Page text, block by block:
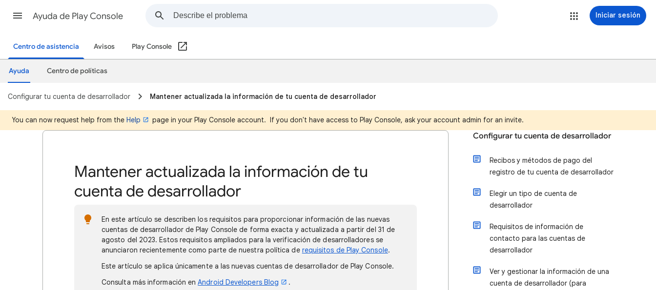
Ayuda de Play Console Iniciar sesión
Centro de asistencia Avisos Play Console
Ayuda Centro de políticas
Configurar tu cuenta de desarrollador Mantener actualizada la información de tu cuenta de desarrollador
You can now request help from the Help page in your Play Console account. If you don't have access to Play Console, ask your account admin for an invite.
Mantener actualizada la información de tu
cuenta de desarrollador
En este artículo se describen los requisitos para proporcionar información de las nuevas
cuentas de desarrollador de Play Console de forma exacta y actualizada a partir del 31 de
agosto del 2023. Estos requisitos ampliados para la verificación de desarrolladores se
anunciaron recientemente como parte de nuestra política de requisitos de Play Console.
Este artículo se aplica únicamente a las nuevas cuentas de desarrollador de Play Console.
Consulta más información enAndroid Developers Blog .
Configurar tu cuenta de desarrollador
Recibos y métodos de pago del
registro de tu cuenta de desarrollador
Elegir un tipo de cuenta de
desarrollador
Requisitos de información de
contacto para las cuentas de
desarrollador
Ver y gestionar la información de una
cuenta de desarrollador (para